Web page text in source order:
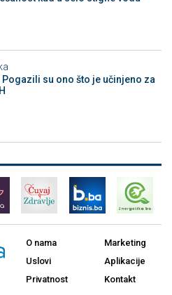
Pogazili su ono što je učinjeno za
O nama
Uslovi
Privatnost
Marketing
Aplikacije
Kontakt